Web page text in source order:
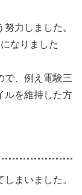
力しました。
なりました
で、例え電験三
ルを維持した方
まいました。